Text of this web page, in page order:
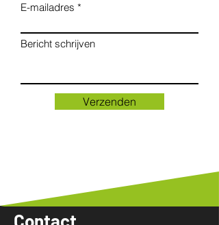
E-mailadres
Bericht schrijven
Verzenden
Contact